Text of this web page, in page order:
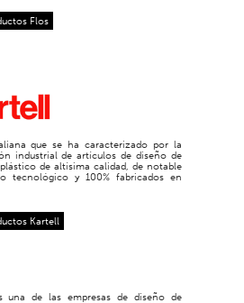
Flos
que se ha caracterizado por la
industrial de artículos de diseño de
de altísima calidad, de notable
tecnológico y 100% fabricados en
Kartell
una de las empresas de diseño de